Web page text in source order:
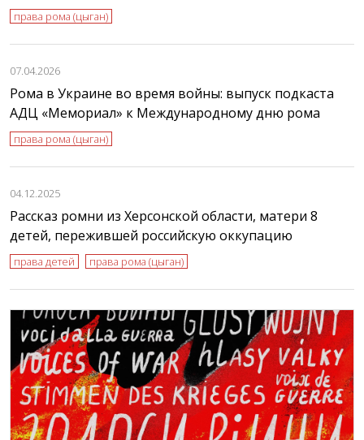
права рома (цыган)
07.04.2026
Рома в Украине во время войны: выпуск подкаста
АДЦ «Мемориал» к Международному дню рома
права рома (цыган)
04.12.2025
Рассказ ромни из Херсонской области, матери 8
детей, пережившей российскую оккупацию
права детей права рома (цыган)